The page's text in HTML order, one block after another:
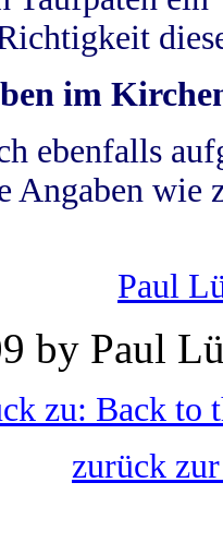
im
ebenfalls
Angaben wie
Paul
by Paul
zu: Back to
zurück